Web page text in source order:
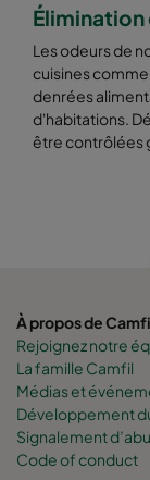
Les odeurs de
cuisines
denrées
d'habitations.
être contrôlées
À propos de
Rejoignez notre
La famille Camfil
Médias et
Développement
Signalement
Code of conduct